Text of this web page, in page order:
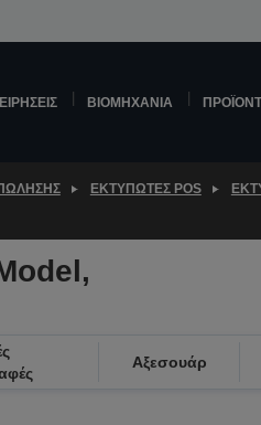
ΒΙΟΜΗΧΑΝΊΑ
ΕΚΤΥΠΩΤΈΣ POS
Αξεσουάρ